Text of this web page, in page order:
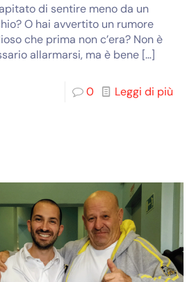
di sentire meno da un
O hai avvertito un rumore
che prima non c’era? Non è
allarmarsi, ma è bene[…]
0 Leggi di più